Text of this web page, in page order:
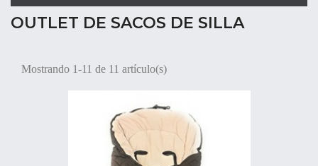
OUTLET DE SACOS DE SILLA
Mostrando 1-11 de 11 artículo(s)